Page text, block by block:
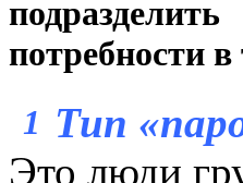
потребности
1 Тип
Это люди